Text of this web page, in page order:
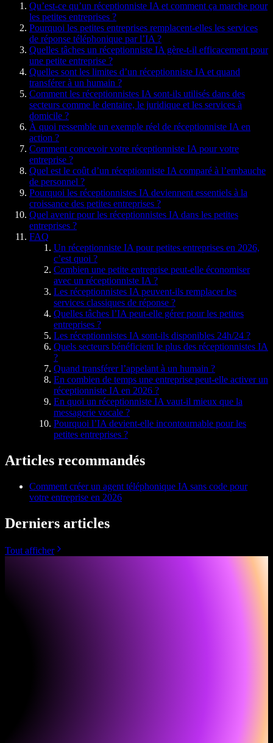
Qu’est-ce qu’un réceptionniste IA et comment ça marche pour
les petites entreprises ?
Pourquoi les petites entreprises remplacent-elles les services
de réponse téléphonique par l’IA ?
Quelles tâches un réceptionniste IA gère-t-il efficacement pour
une petite entreprise ?
Quelles sont les limites d’un réceptionniste IA et quand
transférer à un humain ?
Comment les réceptionnistes IA sont-ils utilisés dans des
secteurs comme le dentaire, le juridique et les services à
domicile ?
À quoi ressemble un exemple réel de réceptionniste IA en
action ?
Comment concevoir votre réceptionniste IA pour votre
entreprise ?
Quel est le coût d’un réceptionniste IA comparé à l’embauche
de personnel ?
Pourquoi les réceptionnistes IA deviennent essentiels à la
croissance des petites entreprises ?
Quel avenir pour les réceptionnistes IA dans les petites
entreprises ?
FAQ
Un réceptionniste IA pour petites entreprises en 2026,
c’est quoi ?
Combien une petite entreprise peut-elle économiser
avec un réceptionniste IA ?
Les réceptionnistes IA peuvent-ils remplacer les
services classiques de réponse ?
Quelles tâches l’IA peut-elle gérer pour les petites
entreprises ?
Les réceptionnistes IA sont-ils disponibles 24h/24 ?
Quels secteurs bénéficient le plus des réceptionnistes IA
?
Quand transférer l’appelant à un humain ?
En combien de temps une entreprise peut-elle activer un
réceptionniste IA en 2026 ?
En quoi un réceptionniste IA vaut-il mieux que la
messagerie vocale ?
Pourquoi l’IA devient-elle incontournable pour les
petites entreprises ?
Articles recommandés
Comment créer un agent téléphonique IA sans code pour
votre entreprise en 2026
Derniers articles
Tout afficher